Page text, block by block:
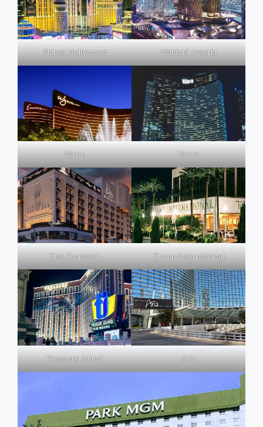
Planet Hollywood Waldorf Astoria
Wynn Vdara
The Cromwell Trump International
Treasure Island Aria